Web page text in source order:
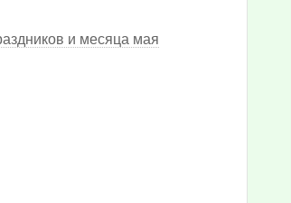
и месяца мая